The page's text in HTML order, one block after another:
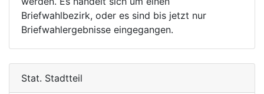
Briefwahlbezirk, oder es sind bis jetzt nur
Briefwahlergebnisse eingegangen.
Stat. Stadtteil